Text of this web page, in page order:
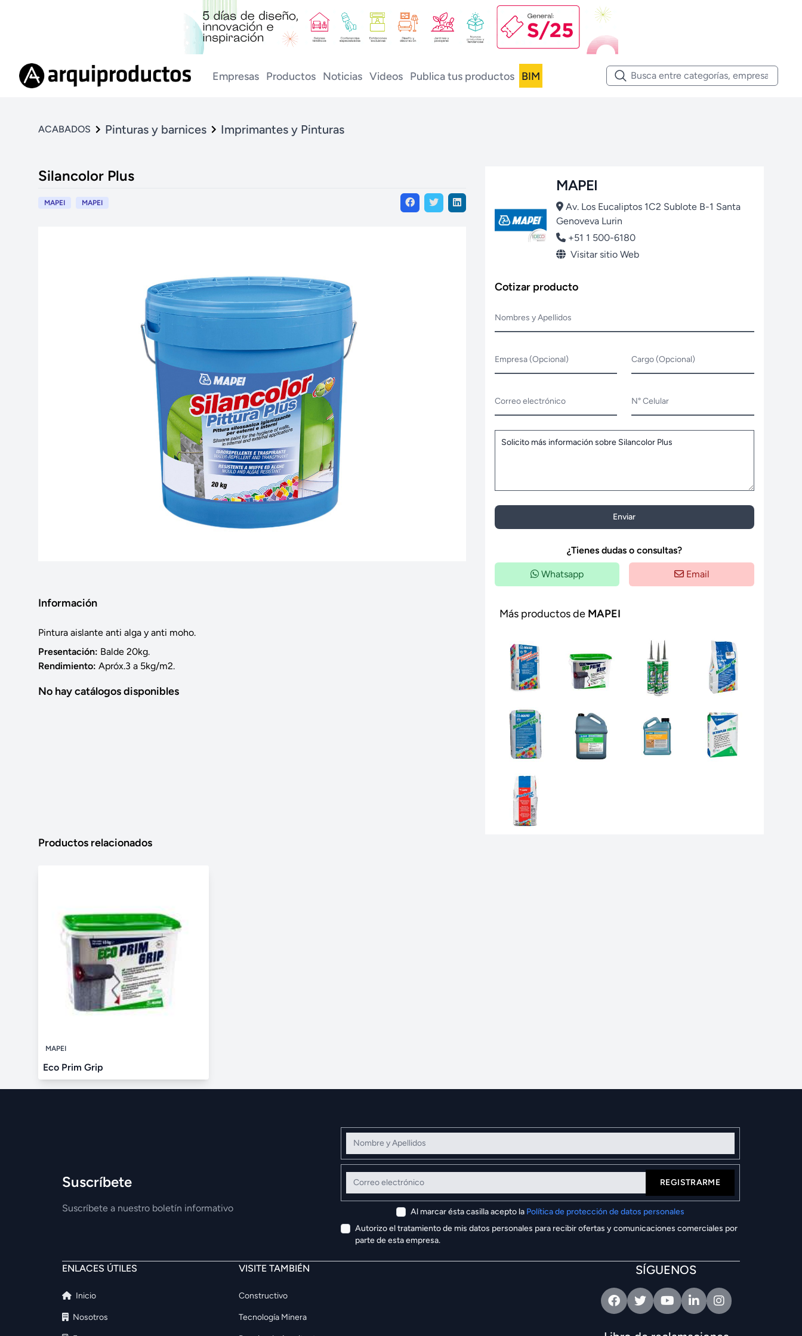
Empresas Productos Noticias Videos Publica tus productos BIM
ACABADOS Pinturas y barnices Imprimantes y Pinturas
Silancolor Plus
MAPEI MAPEI
Información
Pintura aislante anti alga y anti moho.
Presentación: Balde 20kg.
Rendimiento: Apróx.3 a 5kg/m2.
No hay catálogos disponibles
MAPEI
Av. Los Eucaliptos 1C2 Sublote B-1 Santa
Genoveva Lurin
+51 1 500-6180
Visitar sitio Web
Cotizar producto
Nombres y Apellidos
Empresa (Opcional) Cargo (Opcional)
Correo electrónico N° Celular
Enviar
¿Tienes dudas o consultas?
Whatsapp Email
Más productos de MAPEI
Productos relacionados
MAPEI
Eco Prim Grip
Suscríbete
Suscríbete a nuestro boletín informativo
Nombre y Apellidos
Correo electrónico
REGISTRARME
Al marcar ésta casilla acepto la Política de protección de datos personales
Autorizo el tratamiento de mis datos personales para recibir ofertas y comunicaciones comerciales por
parte de esta empresa.
ENLACES ÚTILES
Inicio
Nosotros
VISITE TAMBIÉN
Constructivo
Tecnología Minera
SÍGUENOS
FacebookTwitterYoutubeLinkedinIntagram